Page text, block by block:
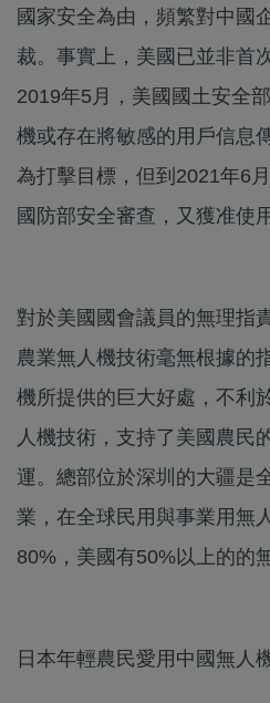
國家安全為由，頻繁對中國
裁。事實上，美國已並非首
2019年5月，美國國土安全
機或存在將敏感的用戶信息
為打擊目標，但到2021年6
國防部安全審查，又獲准使用
對於美國國會議員的無理指
農業無人機技術毫無根據的
機所提供的巨大好處，不利
人機技術，支持了美國農民
運。總部位於深圳的大疆是
業，在全球民用與事業用無
80%，美國有50%以上的的
日本年輕農民愛用中國無人